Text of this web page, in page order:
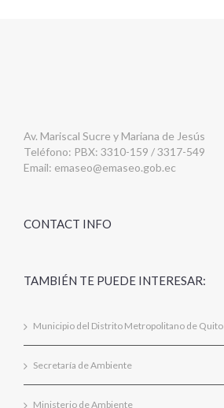
Av. Mariscal Sucre y Mariana de Jesús
Teléfono: PBX: 3310-159 / 3317-549
Email: emaseo@emaseo.gob.ec
CONTACT INFO
TAMBIÉN TE PUEDE INTERESAR:
Municipio del Distrito Metropolitano de Quito
Secretaría de Ambiente
Ministerio de Ambiente